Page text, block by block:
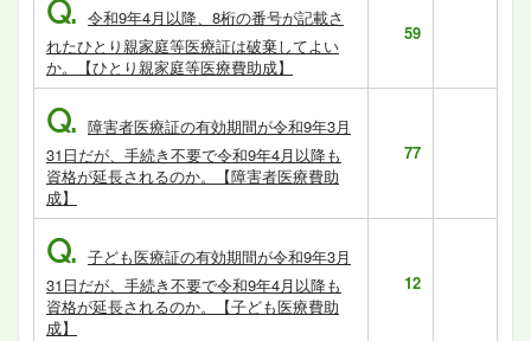
Q. 令和9年4月以降、8桁の番号が記載さ
れたひとり親家庭等医療証は破棄してよい
か。【ひとり親家庭等医療費助成】
59
Q. 障害者医療証の有効期間が令和9年3月
31日だが、手続き不要で令和9年4月以降も
資格が延長されるのか。【障害者医療費助
成】
77
Q. 子ども医療証の有効期間が令和9年3月
31日だが、手続き不要で令和9年4月以降も
資格が延長されるのか。【子ども医療費助
成】
12